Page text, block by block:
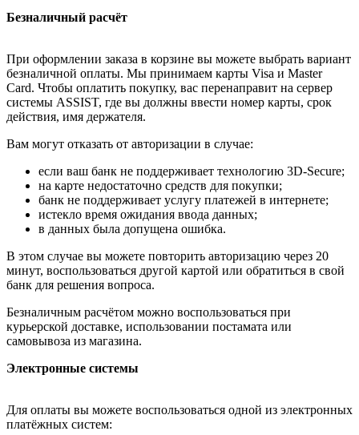
Безналичный расчёт
При оформлении заказа в корзине вы можете выбрать вариант
безналичной оплаты. Мы принимаем карты Visa и Master
Card. Чтобы оплатить покупку, вас перенаправит на сервер
системы ASSIST, где вы должны ввести номер карты, срок
действия, имя держателя.
Вам могут отказать от авторизации в случае:
если ваш банк не поддерживает технологию 3D-Secure;
на карте недостаточно средств для покупки;
банк не поддерживает услугу платежей в интернете;
истекло время ожидания ввода данных;
в данных была допущена ошибка.
В этом случае вы можете повторить авторизацию через 20
минут, воспользоваться другой картой или обратиться в свой
банк для решения вопроса.
Безналичным расчётом можно воспользоваться при
курьерской доставке, использовании постамата или
самовывоза из магазина.
Электронные системы
Для оплаты вы можете воспользоваться одной из электронных
платёжных систем: